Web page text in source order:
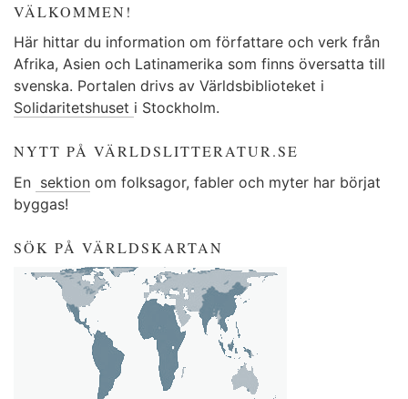
VÄLKOMMEN!
Här hittar du information om författare och verk från
Afrika, Asien och Latinamerika som finns översatta till
svenska. Portalen drivs av Världsbiblioteket i
Solidaritetshuset i Stockholm.
NYTT PÅ VÄRLDSLITTERATUR.SE
En sektion om folksagor, fabler och myter har börjat
byggas!
SÖK PÅ VÄRLDSKARTAN